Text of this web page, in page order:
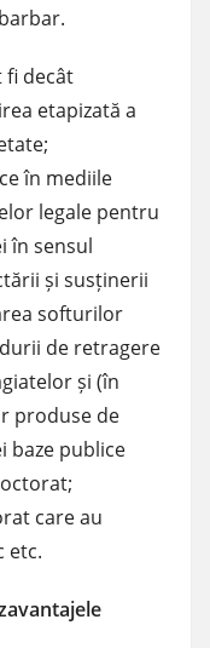
fi decât
etapizată a
în mediile
legale pentru
în sensul
și susținerii
softurilor
de retragere
și (în
produse de
baze publice
care au
etc.